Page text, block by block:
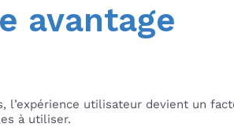
avantage
l’expérience utilisateur devient un
à utiliser.